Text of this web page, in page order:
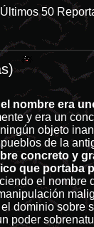
Refugiados de
Últimos 50
el nombre era
y era un
objeto
de la
concreto y
que portaba
el nombre
dominio sobre
poder